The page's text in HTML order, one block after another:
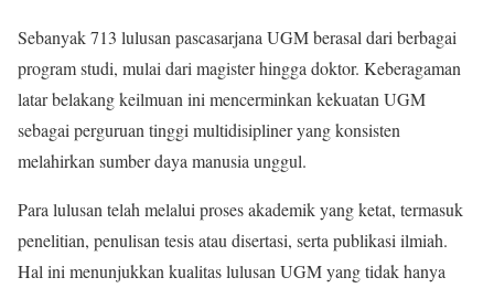
Sebanyak 713 lulusan pascasarjana UGM berasal dari berbagai
program studi, mulai dari magister hingga doktor. Keberagaman
latar belakang keilmuan ini mencerminkan kekuatan UGM
sebagai perguruan tinggi multidisipliner yang konsisten
melahirkan sumber daya manusia unggul.
Para lulusan telah melalui proses akademik yang ketat, termasuk
penelitian, penulisan tesis atau disertasi, serta publikasi ilmiah.
Hal ini menunjukkan kualitas lulusan UGM yang tidak hanya